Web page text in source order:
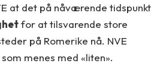
at det på nåværende tidspunkt
for at tilsvarende store
på Romerike nå. NVE
menes med «liten».